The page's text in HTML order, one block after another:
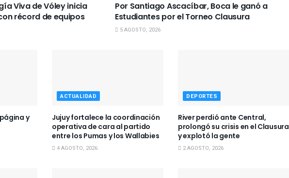
Viva de Vóley inicia
récord de equipos
Por Santiago Ascacíbar, Boca le ganó a
Estudiantes por el Torneo Clausura
5 AGOSTO, 2026
y
ACTUALIDAD
Jujuy fortalece la coordinación
operativa de cara al partido
entre los Pumas y los Wallabies
4 AGOSTO, 2026
DEPORTES
River perdió ante Central,
prolongó su crisis en el Clausura
y explotó la gente
2 AGOSTO, 2026